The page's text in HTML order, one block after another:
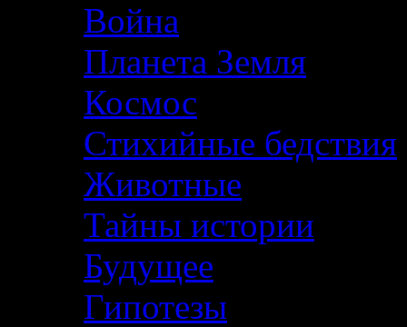
Война
Планета Земля
Космос
Стихийные бедствия
Животные
Тайны истории
Будущее
Гипотезы